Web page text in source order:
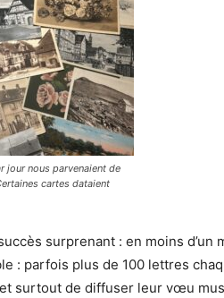
jour nous parvenaient de
cartes dataient
surprenant : en moins
: parfois plus de 100 lettres
surtout de diffuser leur vœu